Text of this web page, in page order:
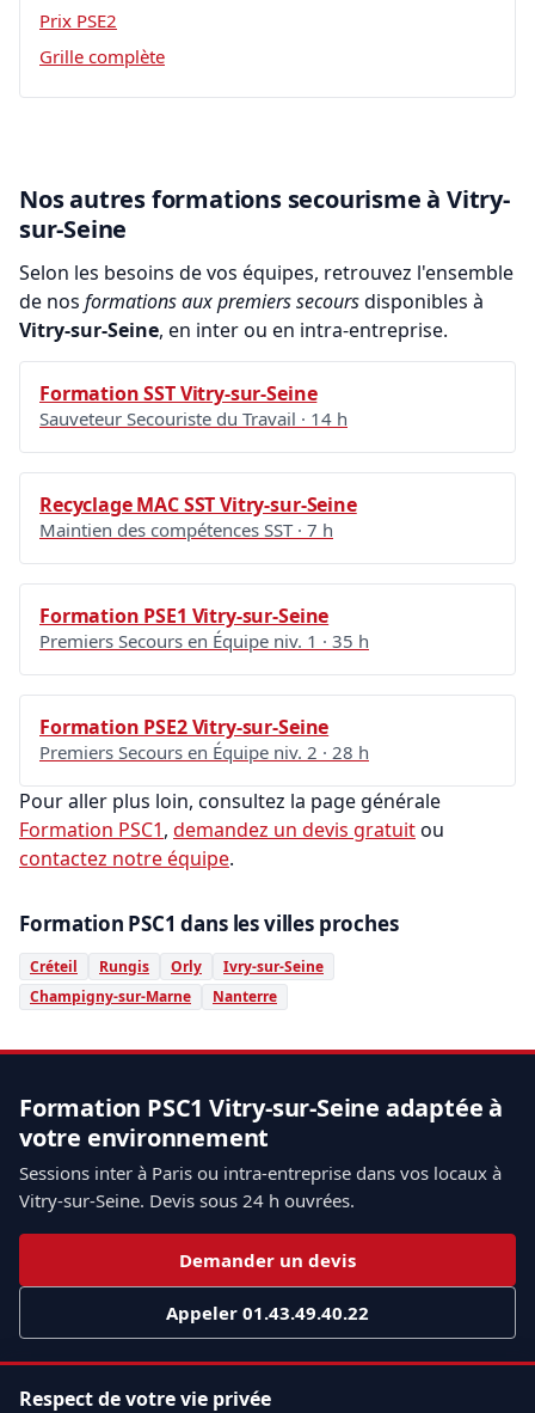
Prix PSE2
Grille complète
Nos autres formations secourisme à Vitry-
sur-Seine
Selon les besoins de vos équipes, retrouvez l'ensemble
de nos formations aux premiers secoursdisponibles à
Vitry-sur-Seine, en inter ou en intra-entreprise.
Formation SST Vitry-sur-Seine
Sauveteur Secouriste du Travail · 14 h
Recyclage MAC SST Vitry-sur-Seine
Maintien des compétences SST · 7 h
Formation PSE1 Vitry-sur-Seine
Premiers Secours en Équipe niv. 1 · 35 h
Formation PSE2 Vitry-sur-Seine
Premiers Secours en Équipe niv. 2 · 28 h
Pour aller plus loin, consultez la page générale
Formation PSC1, demandez un devis gratuitou
contactez notre équipe.
Formation PSC1 dans les villes proches
Créteil Rungis Orly
Ivry-sur-Seine
Champigny-sur-Marne
Nanterre
Formation PSC1 Vitry-sur-Seine adaptée à
votre environnement
Sessions inter à Paris ou intra-entreprise dans vos locaux à
Vitry-sur-Seine. Devis sous 24 h ouvrées.
Demander un devis
Appeler 01.43.49.40.22
Respect de votre vie privée